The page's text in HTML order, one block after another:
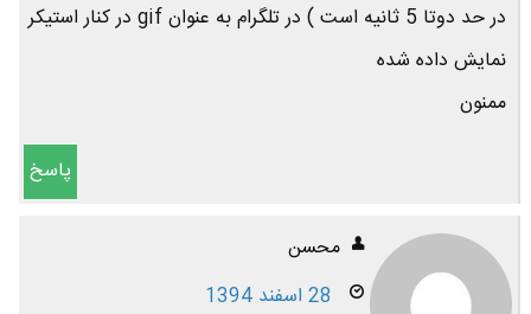
در حد دوتا 5 ثانیه است ) در تلگرام به عنوان gif در کنار استیکر
نمایش داده شده
ممنون
پاسخ
محسن
28 اسفند 1394